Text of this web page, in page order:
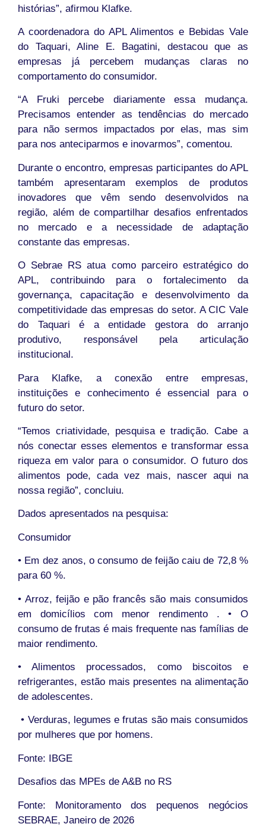
histórias”, afirmou Klafke.
A coordenadora do APL Alimentos e Bebidas Vale
do Taquari, Aline E. Bagatini, destacou que as
empresas já percebem mudanças claras no
comportamento do consumidor.
“A Fruki percebe diariamente essa mudança.
Precisamos entender as tendências do mercado
para não sermos impactados por elas, mas sim
para nos anteciparmos e inovarmos”, comentou.
Durante o encontro, empresas participantes do APL
também apresentaram exemplos de produtos
inovadores que vêm sendo desenvolvidos na
região, além de compartilhar desafios enfrentados
no mercado e a necessidade de adaptação
constante das empresas.
O Sebrae RS atua como parceiro estratégico do
APL, contribuindo para o fortalecimento da
governança, capacitação e desenvolvimento da
competitividade das empresas do setor. A CIC Vale
do Taquari é a entidade gestora do arranjo
produtivo, responsável pela articulação
institucional.
Para Klafke, a conexão entre empresas,
instituições e conhecimento é essencial para o
futuro do setor.
“Temos criatividade, pesquisa e tradição. Cabe a
nós conectar esses elementos e transformar essa
riqueza em valor para o consumidor. O futuro dos
alimentos pode, cada vez mais, nascer aqui na
nossa região”, concluiu.
Dados apresentados na pesquisa:
Consumidor
• Em dez anos, o consumo de feijão caiu de 72,8 %
para 60 %.
• Arroz, feijão e pão francês são mais consumidos
em domicílios com menor rendimento . • O
consumo de frutas é mais frequente nas famílias de
maior rendimento.
• Alimentos processados, como biscoitos e
refrigerantes, estão mais presentes na alimentação
de adolescentes.
• Verduras, legumes e frutas são mais consumidos
por mulheres que por homens.
Fonte: IBGE
Desafios das MPEs de A&B no RS
Fonte: Monitoramento dos pequenos negócios
SEBRAE, Janeiro de 2026